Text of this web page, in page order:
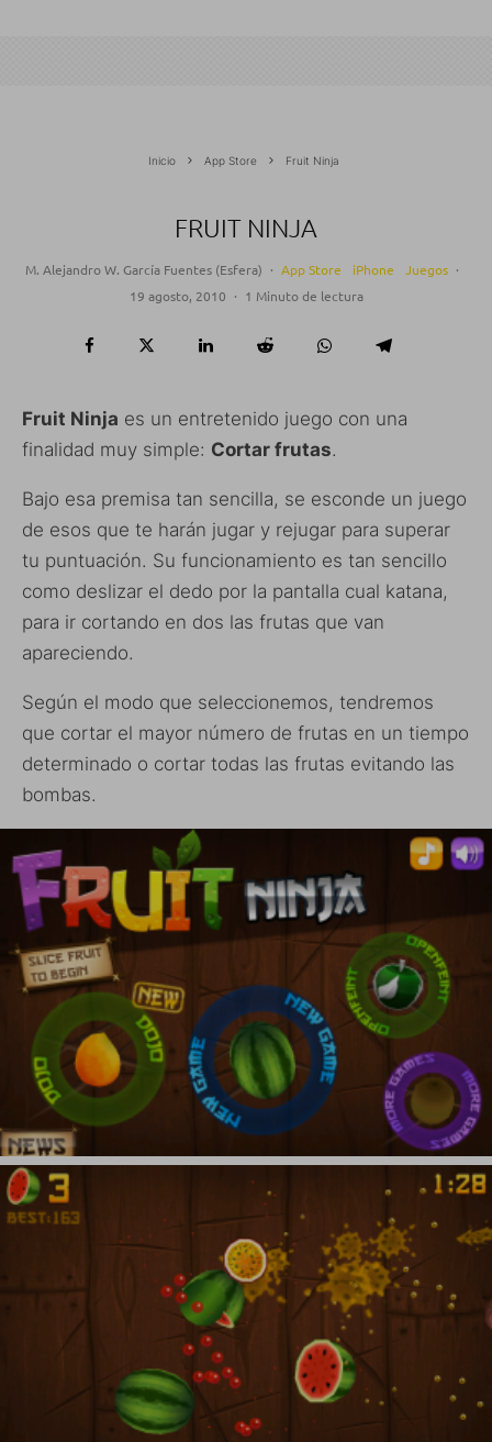
Inicio App Store Fruit Ninja
FRUIT NINJA
M. Alejandro W. García Fuentes (Esfera) · App Store iPhone Juegos ·
19 agosto, 2010 · 1 Minuto de lectura
Fruit Ninja es un entretenido juego con una
finalidad muy simple: Cortar frutas.
Bajo esa premisa tan sencilla, se esconde un juego
de esos que te harán jugar y rejugar para superar
tu puntuación. Su funcionamiento es tan sencillo
como deslizar el dedo por la pantalla cual katana,
para ir cortando en dos las frutas que van
apareciendo.
Según el modo que seleccionemos, tendremos
que cortar el mayor número de frutas en un tiempo
determinado o cortar todas las frutas evitando las
bombas.